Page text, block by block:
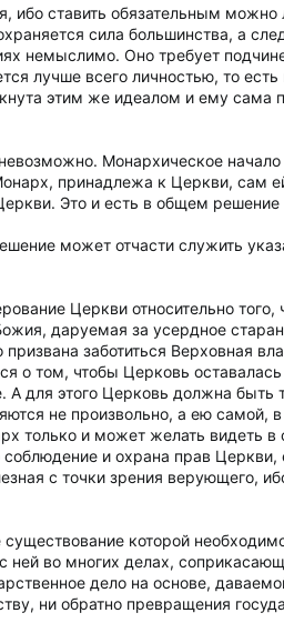
ибо ставить обязательным
сила большинства, а
немыслимо. Оно требует
лучше всего личностью, то есть
этим же идеалом и ему сама
Монархическое
принадлежа к Церкви, сам
Это и есть в общем решение
может отчасти служить
Церкви относительно
даруемая за усердное
заботиться Верховная
о том, чтобы Церковь оставалась
для этого Церковь должна быть
не произвольно, а ею самой,
только и может желать видеть в
и охрана прав Церкви,
с точки зрения верующего,
которой
ней во многих делах,
дело на основе,
ни обратно превращения